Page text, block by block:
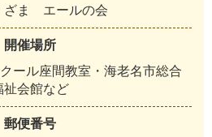
ざま エールの会
開催場所
ール座間教室・海老名市総合
祉会館など
郵便番号